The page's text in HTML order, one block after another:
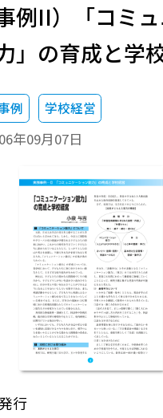
例II）「コミ
」の育成と学
例 学校経営
年09月07日
行